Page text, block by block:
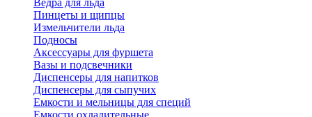
Пинцеты и щипцы
Измельчители льда
Подносы
Аксессуары для фуршета
Вазы и подсвечники
Диспенсеры для напитков
Диспенсеры для сыпучих
Емкости и мельницы для специй
Емкости охладительные